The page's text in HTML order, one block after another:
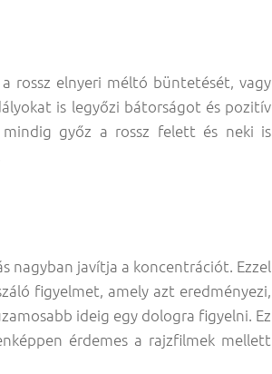
rossz elnyeri méltó büntetését, vagy
is legyőzi bátorságot és pozitív
győz a rossz felett és neki is
nagyban javítja a koncentrációt. Ezzel
figyelmet, amely azt eredményezi,
ideig egy dologra figyelni. Ez
érdemes a rajzfilmek mellett